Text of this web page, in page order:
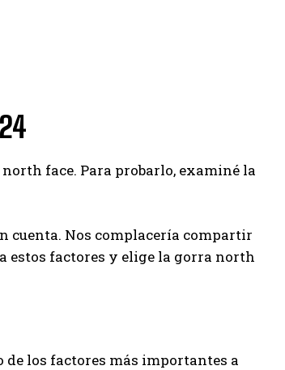
face. Para probarlo, examiné la
cuenta. Nos complacería compartir
estos factores y elige la gorra north
de los factores más importantes a